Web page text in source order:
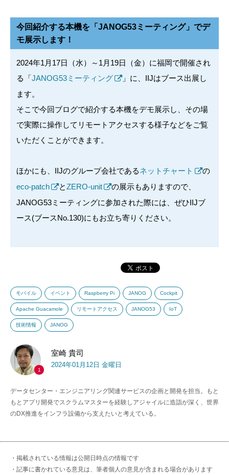
今回紹介する本機を「JANOG53ミーティング」でデ
モ展示します！
2024年1月17日（水）～1月19日（金）に福岡で開催され
る「JANOG53ミーティング
」に、IIJはブース出展し
ます。
そこで今回ブログで紹介する本機をデモ展示し、その場
で実際に操作してリモートアクセスする様子などをご覧
いただくことができます。
ほかにも、IIJのグループ会社であるネットチャート
の
eco-patch
とZERO-unit
の展示もありますので、
JANOG53ミーティングに参加された際には、ぜひIIJブ
ース(ブースNo.130)にもお立ち寄りください。
モバイル イベント Raspberry Pi JANOG Cockpit
Apache Guacamole リモートアクセス JANOG53 IoT
技術情報 JANOG
1
室崎 貴司
2024年01月12日 金曜日
データセンター・エンジニアリング関連サービスの企画と開発を担当。もと
もとアプリ開発でスクラムマスターを経験しアジャイルに造詣が深く、世界
のDX推進をインフラ設備から支えたいと考えている。
・掲載されている情報は公開日時点の情報です
・記事に書かれている意見は、筆者個人の意見が含まれる場合があります